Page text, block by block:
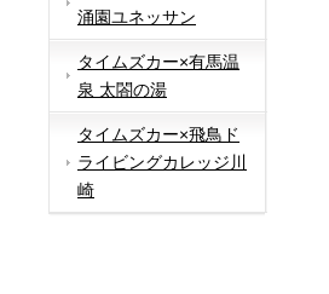
涌園ユネッサン
タイムズカー×有馬温
泉 太閤の湯
タイムズカー×飛鳥ド
ライビングカレッジ川
崎